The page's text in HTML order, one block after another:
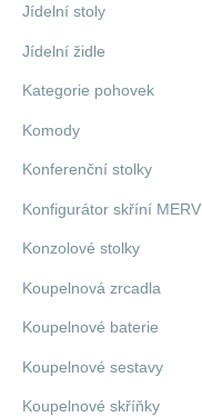
Jídelní stoly
Jídelní židle
Kategorie pohovek
Komody
Konferenční stolky
Konfigurátor skříní MERV
Konzolové stolky
Koupelnová zrcadla
Koupelnové baterie
Koupelnové sestavy
Koupelnové skříňky